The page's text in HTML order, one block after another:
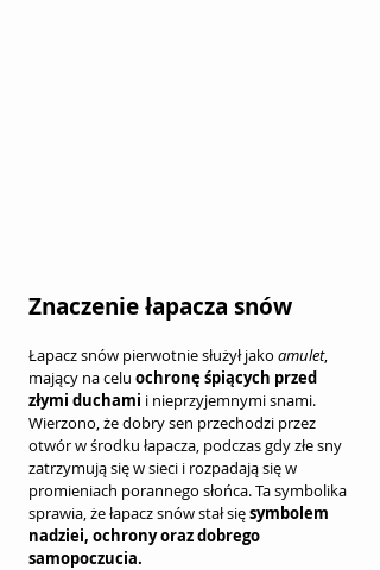
Znaczenie łapacza snów
Łapacz snów pierwotnie służył jako amulet,
mający na celu ochronę śpiących przed
złymi duchami i nieprzyjemnymi snami.
Wierzono, że dobry sen przechodzi przez
otwór w środku łapacza, podczas gdy złe sny
zatrzymują się w sieci i rozpadają się w
promieniach porannego słońca. Ta symbolika
sprawia, że łapacz snów stał się symbolem
nadziei, ochrony oraz dobrego
samopoczucia.